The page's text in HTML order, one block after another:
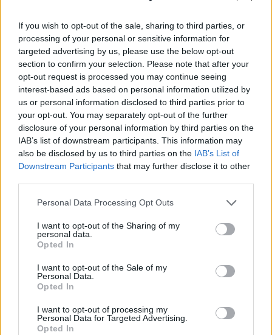
If you wish to opt-out of the sale, sharing to third parties, or
processing of your personal or sensitive information for
targeted advertising by us, please use the below opt-out
section to confirm your selection. Please note that after your
opt-out request is processed you may continue seeing
interest-based ads based on personal information utilized by
us or personal information disclosed to third parties prior to
your opt-out. You may separately opt-out of the further
disclosure of your personal information by third parties on the
IAB’s list of downstream participants. This information may
also be disclosed by us to third parties on the IAB’s List of
Downstream Participants that may further disclose it to other
Personal Data Processing Opt Outs
I want to opt-out of the Sharing of my
personal data.
Opted In
I want to opt-out of the Sale of my
Personal Data.
Opted In
I want to opt-out of processing my
Personal Data for Targeted Advertising.
Opted In
valószínűsített.
A heti nagyobb ingadozásokat kiszűrő négyhetes
mozgóátlag 342,000 főre csökkent a megelőző heti
343,500 főről. A tartós munkanélküliek állománya 2 millió
800 ezer főre csökkent az október 23-ával záródott héten
az azelőtti 2 millió 820 ezerről.
KEDVES OLVASÓNK!
regisztrációhoz kötött.
Az előfizetés a következőket tartalmazza:
Portfolio.hu teljes cikkarchívum
Kötéslisták: BÉT elmúlt 2 év napon belüli
kötéslistái
Előfizetés